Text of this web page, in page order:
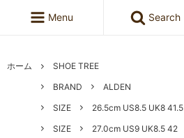
Menu Search
ホーム
SHOE TREE
BRAND
ALDEN
SIZE
26.5cm US8.5 UK8 41.5
SIZE
27.0cm US9 UK8.5 42